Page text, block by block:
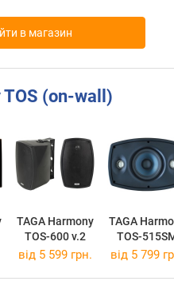
в магазин
TOS (on-wall)
TAGA Harmony
TOS-600 v.2
TAGA
TOS-
від 5 599 грн. від 5 799